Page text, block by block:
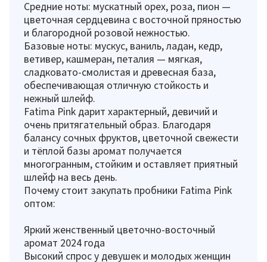
Средние ноты: мускатный орех, роза, пион —
цветочная сердцевина с восточной пряностью
и благородной розовой нежностью.
Базовые ноты: мускус, ваниль, ладан, кедр,
ветивер, кашмеран, петалия — мягкая,
сладковато-смолистая и древесная база,
обеспечивающая отличную стойкость и
нежный шлейф.
Fatima Pink дарит характерный, девичий и
очень притягательный образ. Благодаря
балансу сочных фруктов, цветочной свежести
и тёплой базы аромат получается
многогранным, стойким и оставляет приятный
шлейф на весь день.
Почему стоит закупать пробники Fatima Pink
оптом:
Яркий женственный цветочно-восточный
аромат 2024 года
Высокий спрос у девушек и молодых женщин